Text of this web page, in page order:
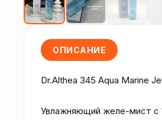
ОПИСАНИЕ
Dr.Althea 345 Aqua Marine
Увлажняющий желе-мист с